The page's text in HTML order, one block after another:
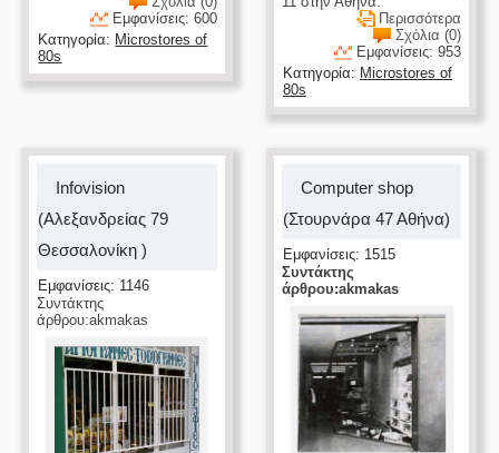
Εμφανίσεις: 600
Κατηγορία: Microstores of
80s
Περισσότερα
Σχόλια (0)
Εμφανίσεις: 953
Κατηγορία: Microstores of
80s
Ιnfovision
(Αλεξανδρείας 79
Θεσσαλονίκη )
Εμφανίσεις: 1146
Συντάκτης
άρθρου:akmakas
Computer shop
(Στουρνάρα 47 Αθήνα)
Εμφανίσεις: 1515
Συντάκτης
άρθρου:akmakas